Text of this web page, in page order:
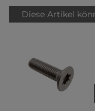
Diese Artikel